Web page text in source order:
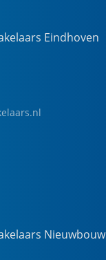
Eindhoven
Nieuwbouw